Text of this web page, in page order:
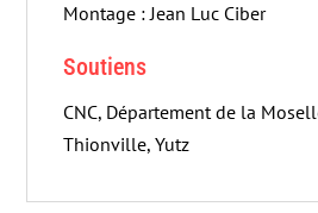
Montage : Jean Luc Ciber
Soutiens
CNC, Département de la
Thionville, Yutz